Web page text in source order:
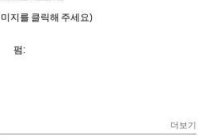
지를 클릭해 주세요)
펌:
더보기